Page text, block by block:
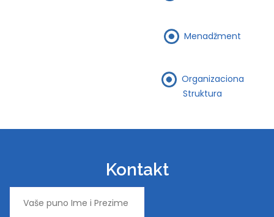
Menadžment
Organizaciona
Struktura
Kontakt